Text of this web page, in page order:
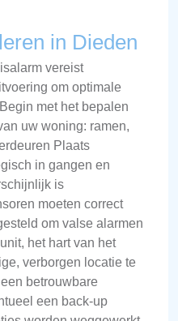
in Dieden
vereist
om optimale
met het bepalen
uw woning: ramen,
Plaats
in gangen en
is
moeten correct
om valse alarmen
het hart van het
verborgen locatie te
betrouwbare
een back-up